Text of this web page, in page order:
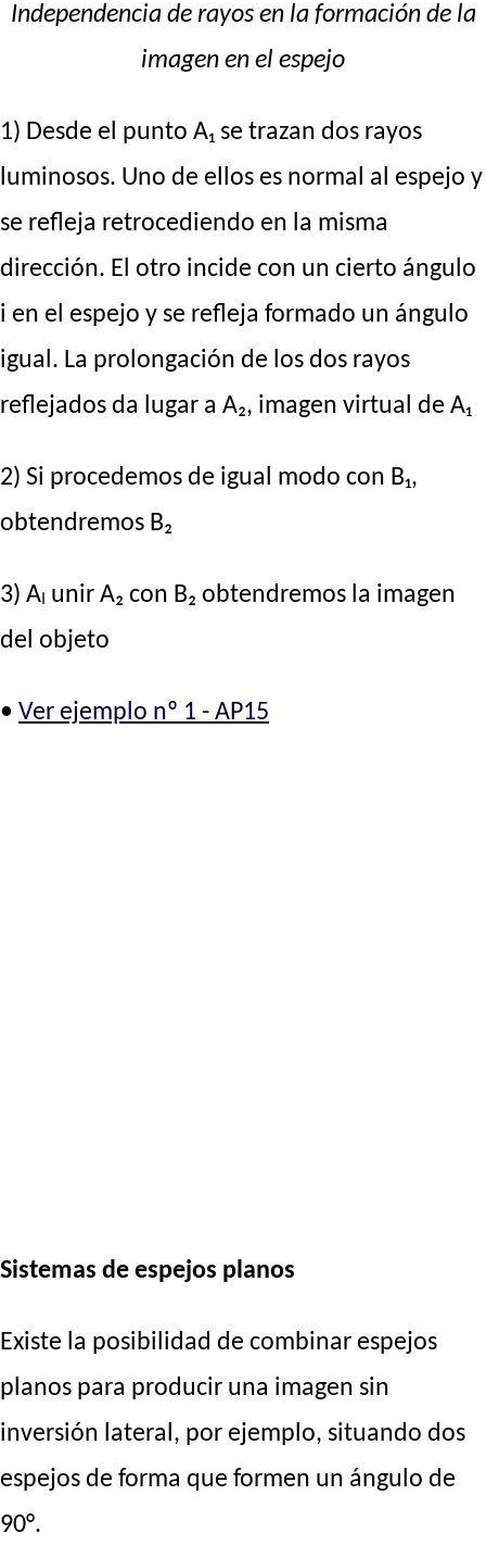
Independencia de rayos en la formación de la
imagen en el espejo
1) Desde el punto A₁ se trazan dos rayos
luminosos. Uno de ellos es normal al espejo y
se refleja retrocediendo en la misma
dirección. El otro incide con un cierto ángulo
i en el espejo y se refleja formado un ángulo
igual. La prolongación de los dos rayos
reflejados da lugar a A₂, imagen virtual de A₁
2) Si procedemos de igual modo con B₁,
obtendremos B₂
3) Aₗ unir A₂ con B₂ obtendremos la imagen
del objeto
• Ver ejemplo nº 1 - AP15
Sistemas de espejos planos
Existe la posibilidad de combinar espejos
planos para producir una imagen sin
inversión lateral, por ejemplo, situando dos
espejos de forma que formen un ángulo de
90°.